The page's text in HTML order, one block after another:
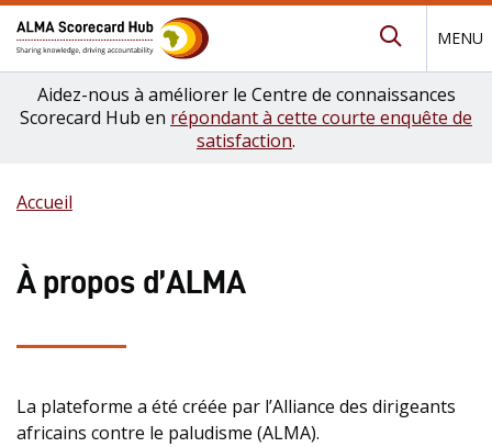
MENU
Aidez-nous à améliorer le Centre de connaissances
Scorecard Hub en répondant à cette courte enquête de
satisfaction.
Accueil
À propos d’ALMA
La plateforme a été créée par l’Alliance des dirigeants
africains contre le paludisme (ALMA).